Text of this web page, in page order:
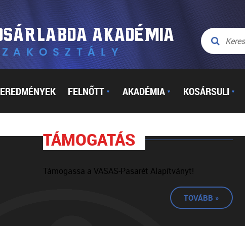
EREDMÉNYEK FELNŐTT ▼ AKADÉMIA ▼ KOSÁRSULI ▼
TÁMOGATÁS
Támogassa a VASAS-Pasarét Alapítványt!
TOVÁBB »